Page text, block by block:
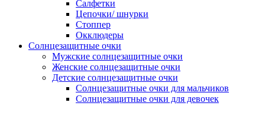
Салфетки
Цепочки/ шнурки
Стоппер
Окклюдеры
Солнцезащитные очки
Мужские солнцезащитные очки
Женские солнцезащитные очки
Детские солнцезащитные очки
Солнцезащитные очки для мальчиков
Солнцезащитные очки для девочек